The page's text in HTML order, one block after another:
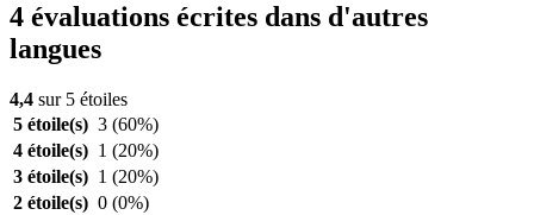
4 évaluations écrites dans d'autres
langues
4,4 sur 5 étoiles
5 étoile(s) 3 (60%)
4 étoile(s) 1 (20%)
3 étoile(s) 1 (20%)
2 étoile(s) 0 (0%)